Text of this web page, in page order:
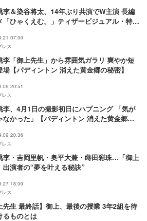
李＆染谷将太、14年ぶり共演でW主演 長編
「ひゃくえむ。」ティザービジュアル・特報
07:00
レス
李「御上先生」から雰囲気ガラリ 爽やか短
場【パディントン 消えた黄金郷の秘密】
20:51
レス
李、4月1日の撮影初日にハプニング 「気が
なかった」【パディントン 消えた黄金郷の
20:36
レス
李・吉岡里帆・奥平大兼・蒔田彩珠…「御上
出演者の“夢を叶える秘訣”
18:00
レス
先生 最終話】御上、最後の授業 3年2組を待
るものとは